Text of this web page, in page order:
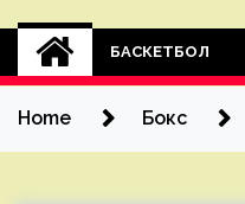
БАСКЕТБОЛ
Home Бокс